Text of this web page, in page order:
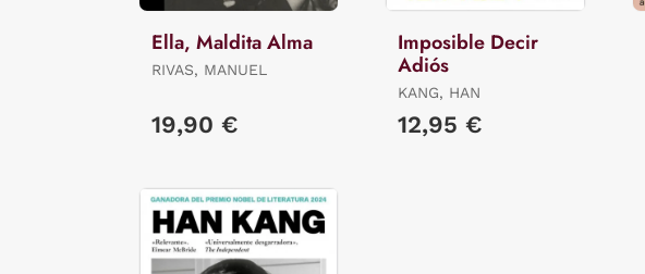
Ella, Maldita Alma
RIVAS, MANUEL
19,90 €
Imposible Decir
Adiós
KANG, HAN
12,95 €